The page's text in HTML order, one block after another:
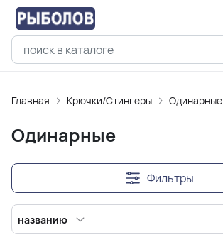
Главная Крючки/Стингеры Одинарные
Одинарные
Фильтры
названию